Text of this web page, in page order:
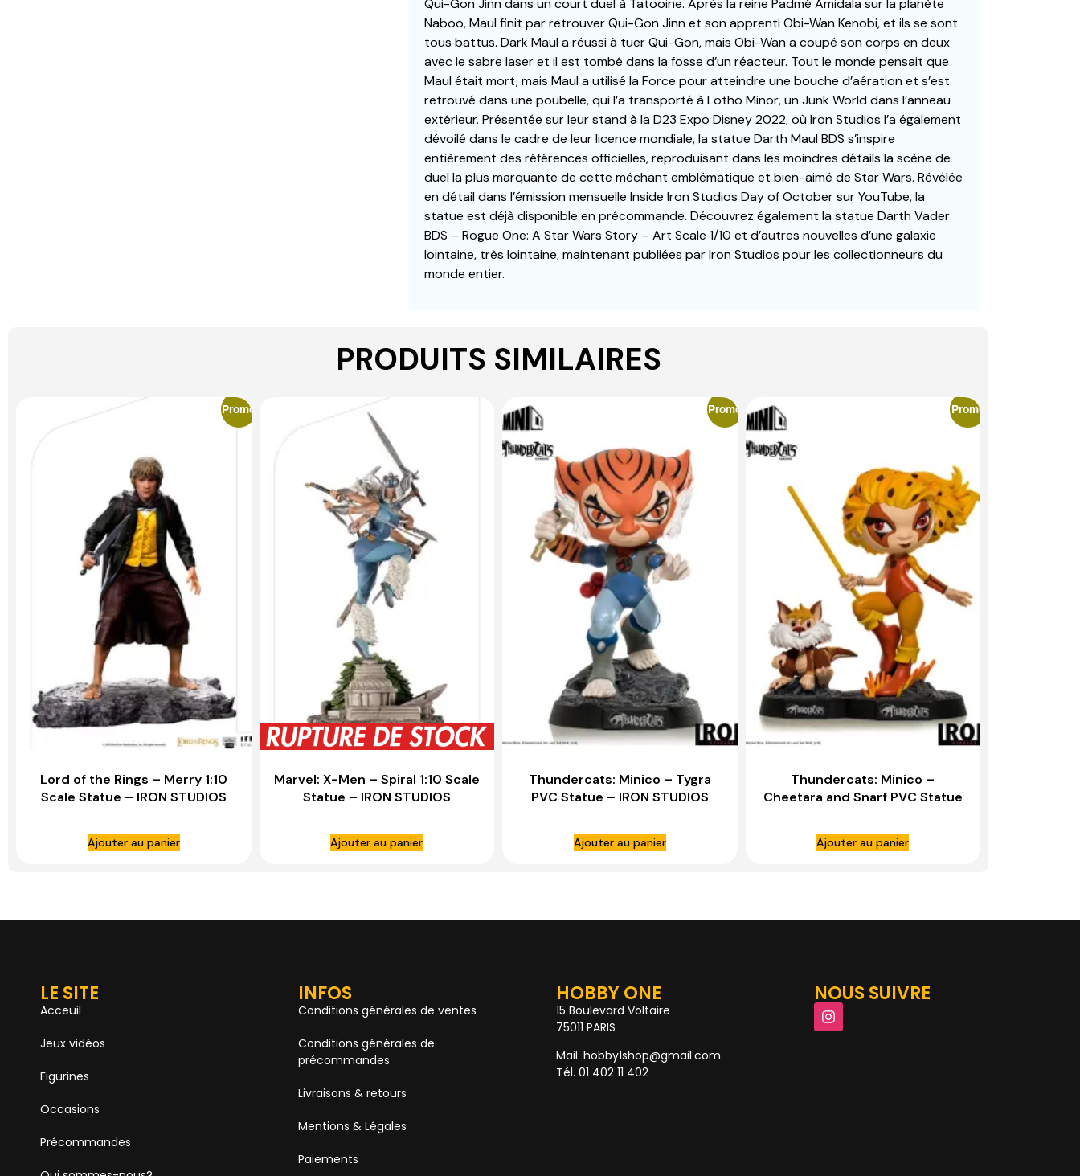
Qui-Gon Jinn dans un court duel à Tatooine. Après la reine Padmé Amidala sur la planète
Naboo, Maul finit par retrouver Qui-Gon Jinn et son apprenti Obi-Wan Kenobi, et ils se sont
tous battus. Dark Maul a réussi à tuer Qui-Gon, mais Obi-Wan a coupé son corps en deux
avec le sabre laser et il est tombé dans la fosse d’un réacteur. Tout le monde pensait que
Maul était mort, mais Maul a utilisé la Force pour atteindre une bouche d’aération et s’est
retrouvé dans une poubelle, qui l’a transporté à Lotho Minor, un Junk World dans l’anneau
extérieur. Présentée sur leur stand à la D23 Expo Disney 2022, où Iron Studios l’a également
dévoilé dans le cadre de leur licence mondiale, la statue Darth Maul BDS s’inspire
entièrement des références officielles, reproduisant dans les moindres détails la scène de
duel la plus marquante de cette méchant emblématique et bien-aimé de Star Wars. Révélée
en détail dans l’émission mensuelle Inside Iron Studios Day of October sur YouTube, la
statue est déjà disponible en précommande. Découvrez également la statue Darth Vader
BDS – Rogue One: A Star Wars Story – Art Scale 1/10 et d’autres nouvelles d’une galaxie
lointaine, très lointaine, maintenant publiées par Iron Studios pour les collectionneurs du
monde entier.
PRODUITS SIMILAIRES
Promo
Lord of the Rings – Merry 1:10
Scale Statue – IRON STUDIOS
Ajouter au panier
Marvel: X-Men – Spiral 1:10 Scale
Statue – IRON STUDIOS
Ajouter au panier
Promo
Thundercats: Minico – Tygra
PVC Statue – IRON STUDIOS
Ajouter au panier
Promo
Thundercats: Minico –
Cheetara and Snarf PVC Statue
Ajouter au panier
LE SITE
Acceuil
Jeux vidéos
Figurines
Occasions
Précommandes
INFOS
Conditions générales de ventes
Conditions générales de
précommandes
Livraisons & retours
Mentions & Légales
Paiements
HOBBY ONE
15 Boulevard Voltaire
75011 PARIS
Mail. hobby1shop@gmail.com
Tél. 01 402 11 402
NOUS SUIVRE